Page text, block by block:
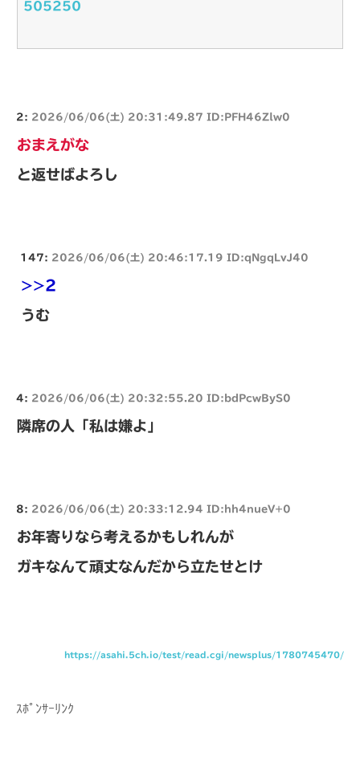
505250
2: 2026/06/06(土) 20:31:49.87 ID:PFH46Zlw0
おまえがな
と返せばよろし
147: 2026/06/06(土) 20:46:17.19 ID:qNgqLvJ40
>>2
うむ
4: 2026/06/06(土) 20:32:55.20 ID:bdPcwByS0
隣席の人「私は嫌よ」
8: 2026/06/06(土) 20:33:12.94 ID:hh4nueV+0
お年寄りなら考えるかもしれんが
ガキなんて頑丈なんだから立たせとけ
https://asahi.5ch.io/test/read.cgi/newsplus/1780745470/
ｽﾎﾟﾝｻｰﾘﾝｸ